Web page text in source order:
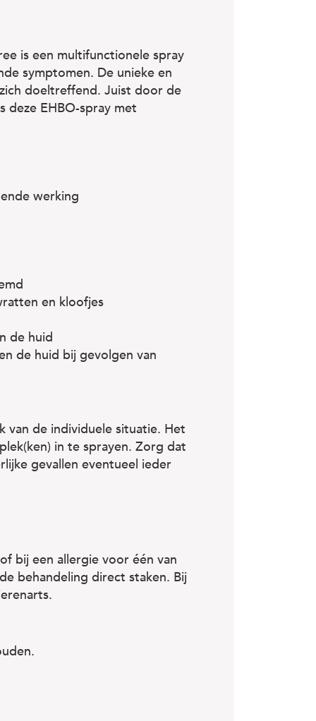
is een multifunctionele spray
symptomen. De unieke en
doeltreffend. Juist door de
deze EHBO-spray met
werking
en kloofjes
de huid
de huid bij gevolgen van
van de individuele situatie. Het
in te sprayen. Zorg dat
gevallen eventueel ieder
bij een allergie voor één van
behandeling direct staken. Bij